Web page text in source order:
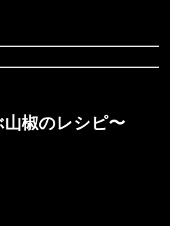
椒のレシピ〜